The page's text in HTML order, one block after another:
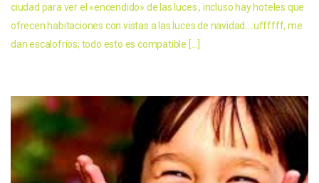
ciudad para ver el «encendido» de las luces , incluso hay hoteles que
ofrecen habitaciones con vistas a las luces de navidad….uffffff, me
dan escalofríos; todo esto es compatible […]